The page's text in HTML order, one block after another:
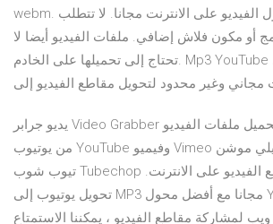
webm. شبيبة نسخة من محول الفيديو على الانترنت مجانا. لا تتطلب
أو مكون فلاش إضافي. ملفات الفيديو أيضا لا
تحتاج إلى تحميلها على الخادم. Mp3 YouTube هو محول youtube
يديو جرابر Video Grabber يمنحك القدرة على تحميل ملفات الفيديو
من يوتيوب YouTube وفيميو Vimeo وديلي موشن Dailymotion و
تيوب شوب Tubechop وغيرها من مواقع الفيديو على الانترنت.
تحويل يوتيوب إلى MP3 مجانا مع أفضل محول YouTube الأعلى
لمشاركة مقاطع الفيديو ، يمكننا الاستمتاع